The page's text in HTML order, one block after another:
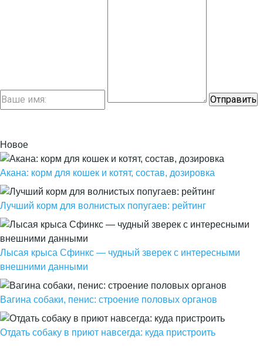
Новое
Акана: корм для кошек и котят, состав, дозировка
Лучший корм для волнистых попугаев: рейтинг
Лысая крыса Сфинкс — чудный зверек с интересными
внешними данными
Вагина собаки, пенис: строение половых органов
Отдать собаку в приют навсегда: куда пристроить